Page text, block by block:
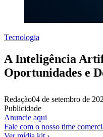
Tecnologia
A Inteligência
Oportunidades e
Redação04 de setembro de
Publicidade
Anuncie aqui
Fale com o nosso time